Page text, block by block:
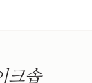
크솝